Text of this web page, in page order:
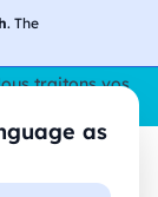
. The
as
traitons vos